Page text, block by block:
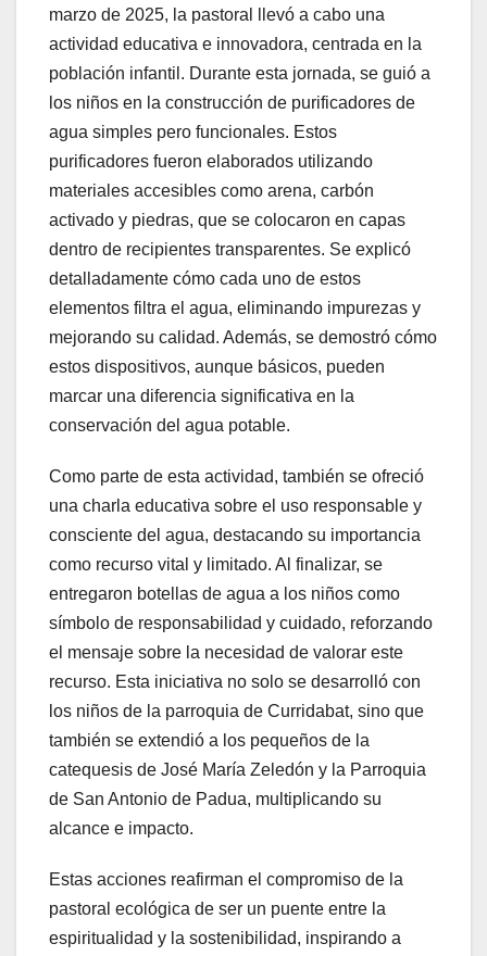
marzo de 2025, la pastoral llevó a cabo una
actividad educativa e innovadora, centrada en la
población infantil. Durante esta jornada, se guió a
los niños en la construcción de purificadores de
agua simples pero funcionales. Estos
purificadores fueron elaborados utilizando
materiales accesibles como arena, carbón
activado y piedras, que se colocaron en capas
dentro de recipientes transparentes. Se explicó
detalladamente cómo cada uno de estos
elementos filtra el agua, eliminando impurezas y
mejorando su calidad. Además, se demostró cómo
estos dispositivos, aunque básicos, pueden
marcar una diferencia significativa en la
conservación del agua potable.
Como parte de esta actividad, también se ofreció
una charla educativa sobre el uso responsable y
consciente del agua, destacando su importancia
como recurso vital y limitado. Al finalizar, se
entregaron botellas de agua a los niños como
símbolo de responsabilidad y cuidado, reforzando
el mensaje sobre la necesidad de valorar este
recurso. Esta iniciativa no solo se desarrolló con
los niños de la parroquia de Curridabat, sino que
también se extendió a los pequeños de la
catequesis de José María Zeledón y la Parroquia
de San Antonio de Padua, multiplicando su
alcance e impacto.
Estas acciones reafirman el compromiso de la
pastoral ecológica de ser un puente entre la
espiritualidad y la sostenibilidad, inspirando a